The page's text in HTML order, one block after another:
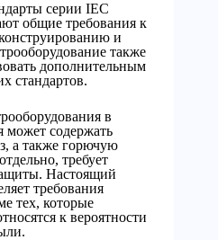
серии IEC
общие требования к
и
также
дополнительным
стандартов.
в
может содержать
а также горючую
требует
Настоящий
требования
тех, которые
к вероятности